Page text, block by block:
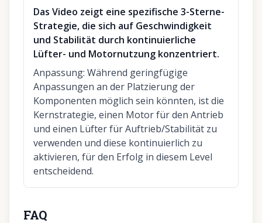
Das Video zeigt eine spezifische 3-Sterne-
Strategie, die sich auf Geschwindigkeit
und Stabilität durch kontinuierliche
Lüfter- und Motornutzung konzentriert.
Anpassung: Während geringfügige
Anpassungen an der Platzierung der
Komponenten möglich sein könnten, ist die
Kernstrategie, einen Motor für den Antrieb
und einen Lüfter für Auftrieb/Stabilität zu
verwenden und diese kontinuierlich zu
aktivieren, für den Erfolg in diesem Level
entscheidend.
FAQ